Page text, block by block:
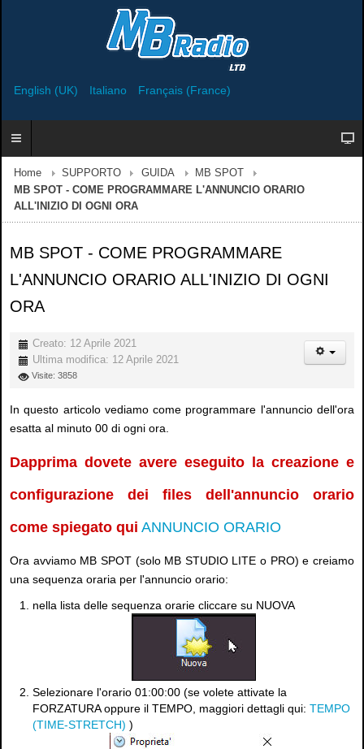
English (UK) Italiano Français (France)
Home SUPPORTO GUIDA
MB SPOT
MB SPOT - COME PROGRAMMARE L'ANNUNCIO ORARIO
ALL'INIZIO DI OGNI ORA
MB SPOT - COME PROGRAMMARE
L'ANNUNCIO ORARIO ALL'INIZIO DI OGNI
ORA
Creato: 12 Aprile 2021
Ultima modifica: 12 Aprile 2021
Visite: 3858
In questo articolo vediamo come programmare l'annuncio dell'ora
esatta al minuto 00 di ogni ora.
Dapprima dovete avere eseguito la creazione e
configurazione dei files dell'annuncio orario
come spiegato qui ANNUNCIO ORARIO
Ora avviamo MB SPOT (solo MB STUDIO LITE o PRO) e creiamo
una sequenza oraria per l'annuncio orario:
nella lista delle sequenza orarie cliccare su NUOVA
Selezionare l'orario 01:00:00 (se volete attivate la
FORZATURA oppure il TEMPO, maggiori dettagli qui: TEMPO
(TIME-STRETCH) )